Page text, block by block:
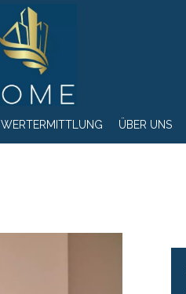
WERTERMITTLUNG ÜBER UNS